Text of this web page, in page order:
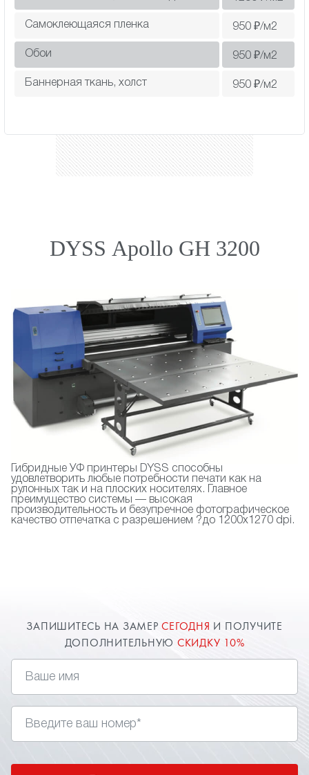
Самоклеющаяся пленка 950 ₽/м2
Обои 950 ₽/м2
Баннерная ткань, холст 950 ₽/м2
DYSS Apollo GH 3200
Гибридные УФ принтеры DYSS способны
удовлетворить любые потребности печати как на
рулонных так и на плоских носителях. Главное
преимущество системы — высокая
производительность и безупречное фотографическое
качество отпечатка с разрешением ?до 1200х1270 dpi.
ЗАПИШИТЕСЬ НА ЗАМЕРСЕГОДНЯ И ПОЛУЧИТЕ
ДОПОЛНИТЕЛЬНУЮ СКИДКУ 10%